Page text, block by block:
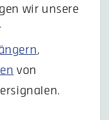
wir unsere
,
von